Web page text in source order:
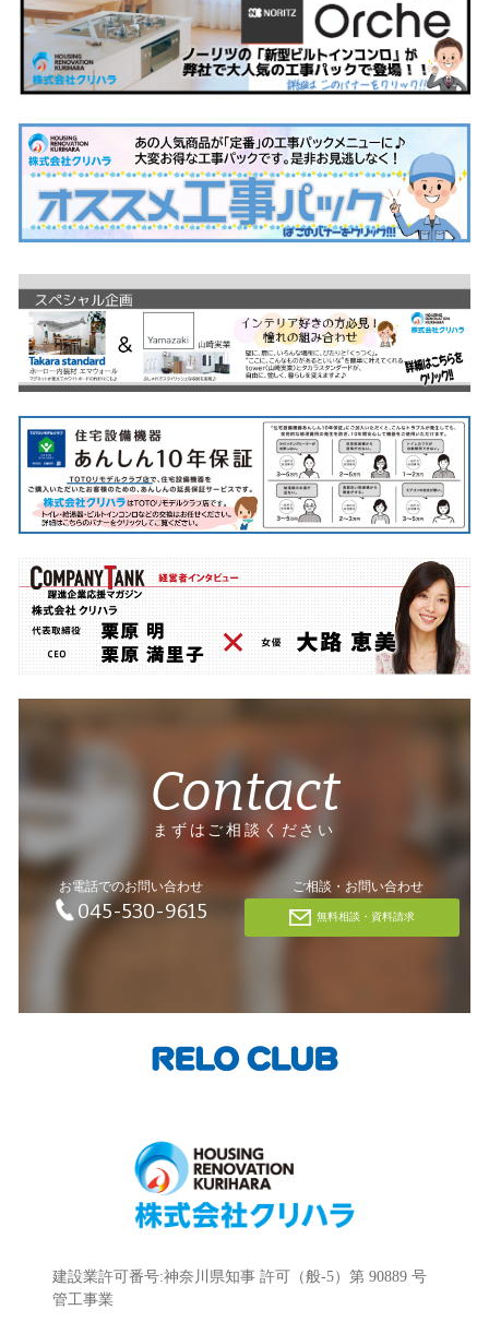
Contact
まずはご相談ください
お電話でのお問い合わせ
045-530-9615
ご相談・お問い合わせ
無料相談・資料請求
建設業許可番号:神奈川県知事 許可（般-5）第 90889 号
管工事業